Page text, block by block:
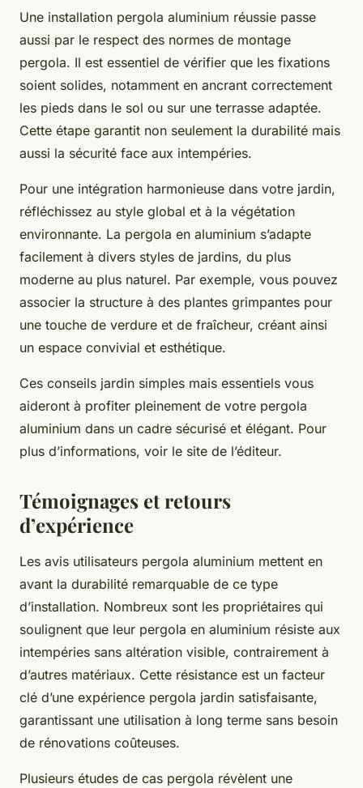
Une installation pergola aluminium réussie passe
aussi par le respect des normes de montage
pergola. Il est essentiel de vérifier que les fixations
soient solides, notamment en ancrant correctement
les pieds dans le sol ou sur une terrasse adaptée.
Cette étape garantit non seulement la durabilité mais
aussi la sécurité face aux intempéries.
Pour une intégration harmonieuse dans votre jardin,
réfléchissez au style global et à la végétation
environnante. La pergola en aluminium s’adapte
facilement à divers styles de jardins, du plus
moderne au plus naturel. Par exemple, vous pouvez
associer la structure à des plantes grimpantes pour
une touche de verdure et de fraîcheur, créant ainsi
un espace convivial et esthétique.
Ces conseils jardin simples mais essentiels vous
aideront à profiter pleinement de votre pergola
aluminium dans un cadre sécurisé et élégant. Pour
plus d’informations, voir le site de l’éditeur.
Témoignages et retours
d’expérience
Les avis utilisateurs pergola aluminium mettent en
avant la durabilité remarquable de ce type
d’installation. Nombreux sont les propriétaires qui
soulignent que leur pergola en aluminium résiste aux
intempéries sans altération visible, contrairement à
d’autres matériaux. Cette résistance est un facteur
clé d’une expérience pergola jardin satisfaisante,
garantissant une utilisation à long terme sans besoin
de rénovations coûteuses.
Plusieurs études de cas pergola révèlent une